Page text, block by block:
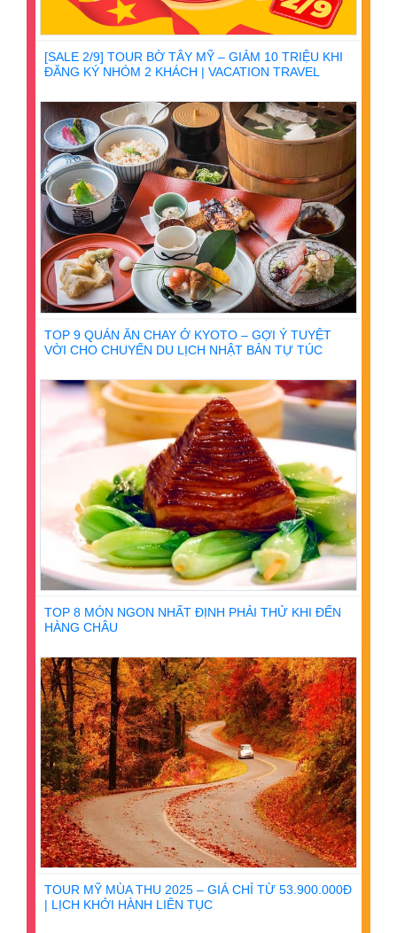
[SALE 2/9] TOUR BỜ TÂY MỸ – GIẢM 10 TRIỆU KHI
ĐĂNG KÝ NHÓM 2 KHÁCH | VACATION TRAVEL
TOP 9 QUÁN ĂN CHAY Ở KYOTO – GỢI Ý TUYỆT
VỜI CHO CHUYẾN DU LỊCH NHẬT BẢN TỰ TÚC
TOP 8 MÓN NGON NHẤT ĐỊNH PHẢI THỬ KHI ĐẾN
HÀNG CHÂU
TOUR MỸ MÙA THU 2025 – GIÁ CHỈ TỪ 53.900.000Đ
| LỊCH KHỞI HÀNH LIÊN TỤC